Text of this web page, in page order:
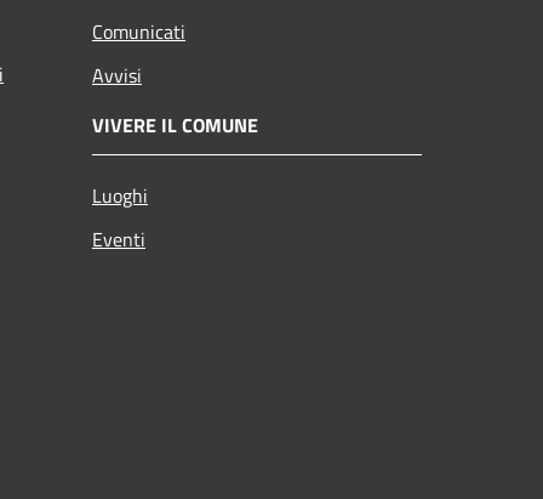
Comunicati
Avvisi
VIVERE IL COMUNE
Luoghi
Eventi